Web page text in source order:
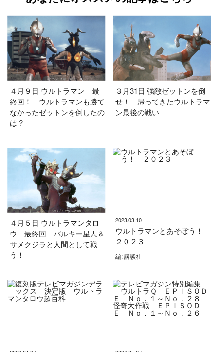
４月９日 ウルトラマン 最
終回！ ウルトラマンも勝て
なかったゼットンを倒したの
は!?
３月31日 強敵ゼットンを倒
せ！ 帰ってきたウルトラマ
ン最後の戦い
４月５日 ウルトラマンタロ
ウ 最終回 バルキー星人＆
サメクジラと人間として戦
う！
2023.03.10
ウルトラマンとあそぼう！
２０２３
編: 講談社